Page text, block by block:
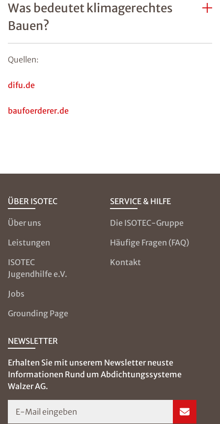
Was bedeutet klimagerechtes
Bauen?
Quellen:
difu.de
baufoerderer.de
ÜBER ISOTEC
Über uns
Leistungen
ISOTEC
Jugendhilfe e.V.
Jobs
Grounding Page
SERVICE & HILFE
Die ISOTEC-Gruppe
Häufige Fragen (FAQ)
Kontakt
NEWSLETTER
Erhalten Sie mit unserem Newsletter neuste
Informationen Rund um Abdichtungssysteme
Walzer AG.
E-Mail eingeben